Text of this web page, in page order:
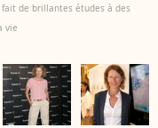
fait de brillantes études à des
vie